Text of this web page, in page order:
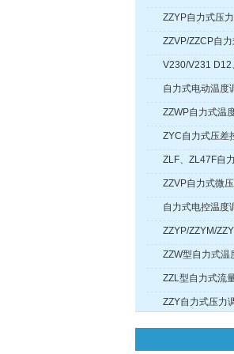
（差压）调节阀
ZZYP自力式压
ZZVP/ZZCP自
调节阀
V230/V231 D12
压力调节阀（带
型）
自力式电动温度
ZZWP自力式温
ZYC自力式压差
压差调节阀
ZLF、ZL47F自
阀/自力式流量调
ZZVP自力式微
自力式差压调节
自力式电控温度
ZZYP/ZZYM/
调节阀（带冷凝
ZZW型自力式温
ZZL型自力式流
ZZY自力式压力